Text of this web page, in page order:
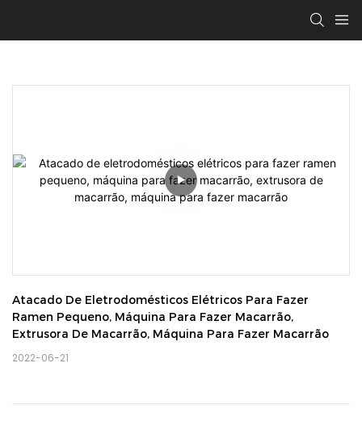
Atacado De Eletrodomésticos Elétricos Para Fazer
Ramen Pequeno, Máquina Para Fazer Macarrão,
Extrusora De Macarrão, Máquina Para Fazer Macarrão
2022-06-21